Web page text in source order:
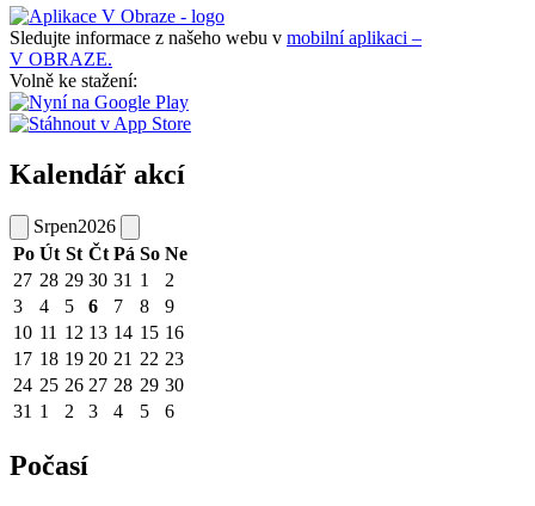
Sledujte informace z našeho webu v mobilní aplikaci –
V OBRAZE.
Volně ke stažení:
Kalendář akcí
Srpen2026
Po Út St Čt Pá So Ne
27 28 29 30 31 1
2
3
4 5 6 7 8
9
10 11 12 13 14 15 16
17 18 19 20 21 22 23
24 25 26 27 28 29 30
31 1 2 3 4 5 6
Počasí